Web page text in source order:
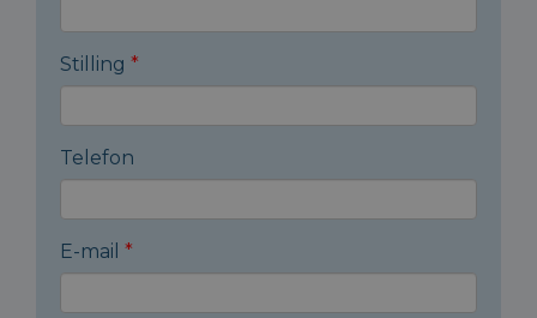
Stilling *
Telefon
E-mail *